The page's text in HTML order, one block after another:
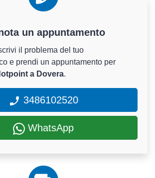
un appuntamento
il problema del tuo
e prendi un appuntamento per
a Dovera.
3486102520
WhatsApp